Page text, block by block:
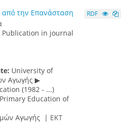
από την Επανάσταση
Publication in journal
University of
Αγωγής ▶
(1982 - ...)
Education of
Αγωγής | ΕΚΤ
RDF